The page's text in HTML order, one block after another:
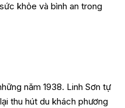
khỏe và bình an trong
năm 1938. Linh Sơn tự
thu hút du khách phương